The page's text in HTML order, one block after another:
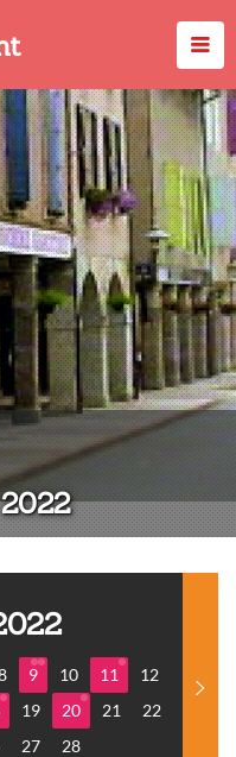
9 10 11
12
19 20 21
22
27 28